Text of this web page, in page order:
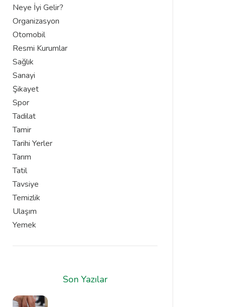
Neye İyi Gelir?
Organizasyon
Otomobil
Resmi Kurumlar
Sağlık
Sanayi
Şikayet
Spor
Tadilat
Tamir
Tarihi Yerler
Tarım
Tatil
Tavsiye
Temizlik
Ulaşım
Yemek
Son Yazılar